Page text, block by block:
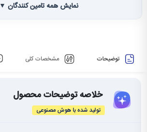
نمایش همه تامین کنندگان ▼
توضیحات مشخصات کلی
خلاصه توضیحات محصول
تولید شده با هوش مصنوعی